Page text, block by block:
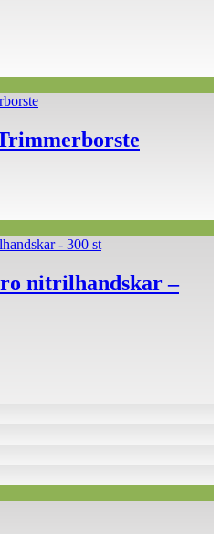
nitrilhandskar –